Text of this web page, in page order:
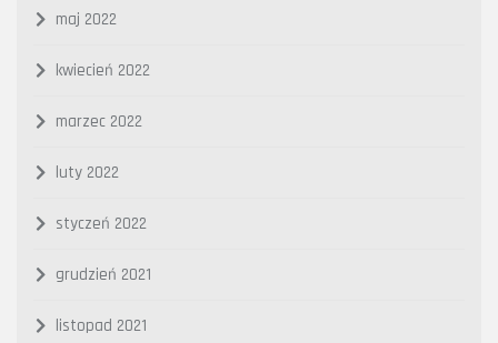
maj 2022
kwiecień 2022
marzec 2022
luty 2022
styczeń 2022
grudzień 2021
listopad 2021